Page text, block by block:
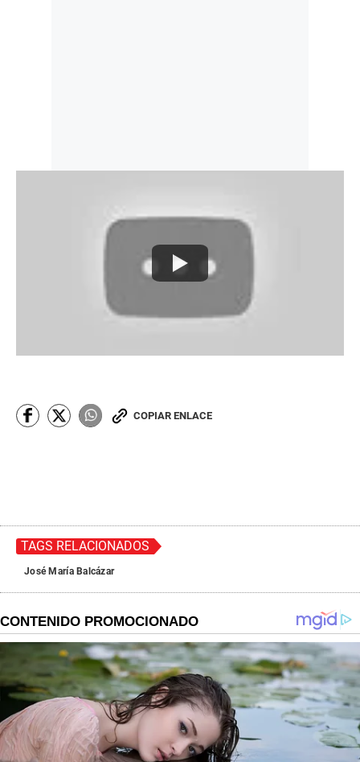
COPIAR ENLACE
TAGS RELACIONADOS
José María Balcázar